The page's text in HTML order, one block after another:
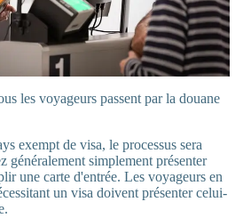
les voyageurs passent par la douane
exempt de visa, le processus sera
généralement simplement présenter
une carte d'entrée. Les voyageurs en
un visa doivent présenter celui-